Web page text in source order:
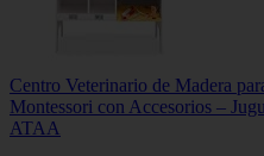
Centro Veterinario de Madera
Montessori con Accesorios –
ATAA